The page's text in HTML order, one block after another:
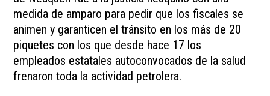
medida de amparo para pedir que los fiscales se
animen y garanticen el tránsito en los más de 20
piquetes con los que desde hace 17 los
empleados estatales autoconvocados de la salud
frenaron toda la actividad petrolera.